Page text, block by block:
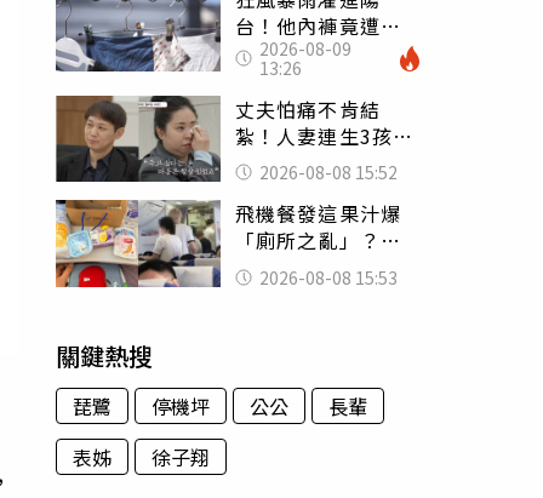
台！他內褲竟遭颱
風吹走 陳世軒神
回1句笑翻上萬網友
2026-08-09
13:26
丈夫怕痛不肯結
紮！人妻連生3孩
控遭家暴淚喊：真
的好累
2026-08-08 15:52
飛機餐發這果汁爆
「廁所之亂」？乘
客崩潰：差點丟大
臉 醫揭3類人別亂
2026-08-08 15:53
關鍵熱搜
琵鷺 停機坪 公公
長輩
表姊
徐子翔